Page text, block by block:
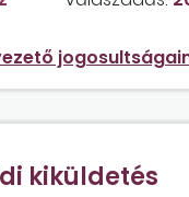
kiküldetés